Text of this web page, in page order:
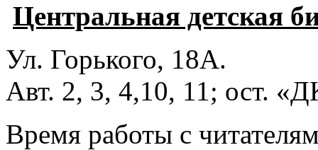
Центральная детская
Ул. Горького, 18А.
Авт. 2, 3, 4,10, 11; ост.
Время работы с